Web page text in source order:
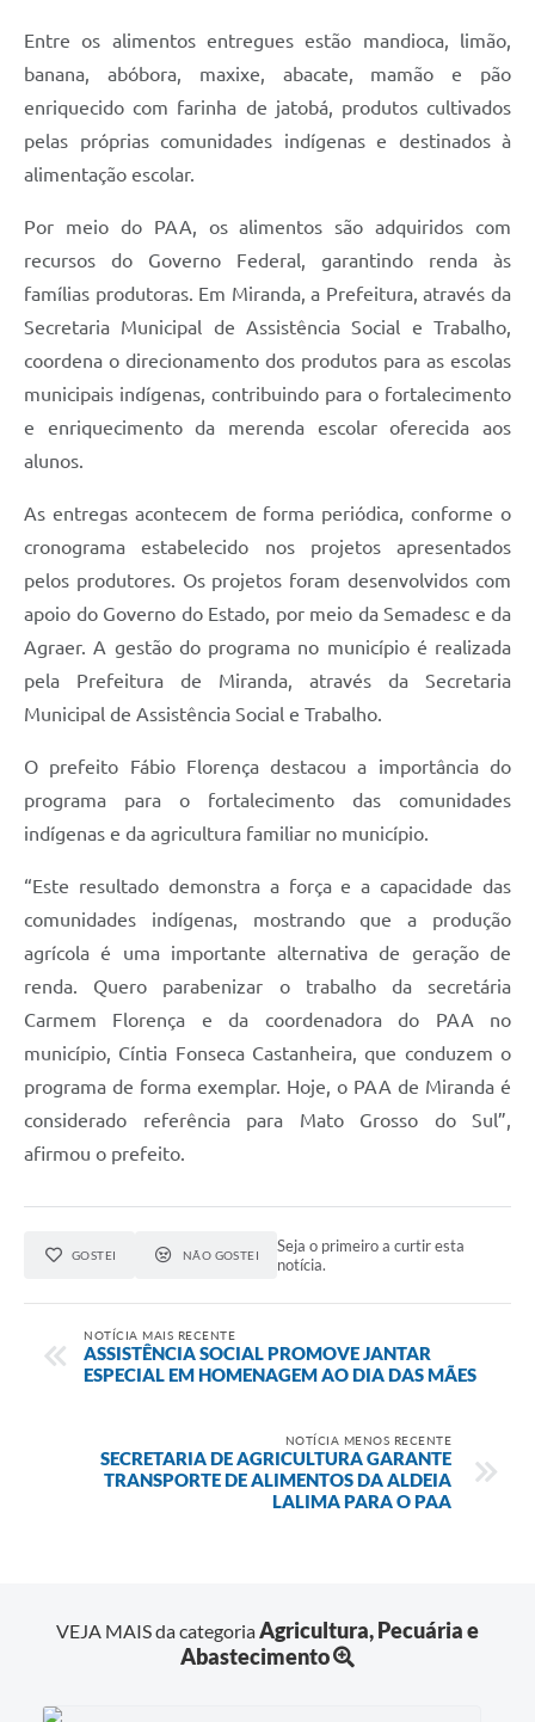
Entre os alimentos entregues estão mandioca, limão,
banana, abóbora, maxixe, abacate, mamão e pão
enriquecido com farinha de jatobá, produtos cultivados
pelas próprias comunidades indígenas e destinados à
alimentação escolar.
Por meio do PAA, os alimentos são adquiridos com
recursos do Governo Federal, garantindo renda às
famílias produtoras. Em Miranda, a Prefeitura, através da
Secretaria Municipal de Assistência Social e Trabalho,
coordena o direcionamento dos produtos para as escolas
municipais indígenas, contribuindo para o fortalecimento
e enriquecimento da merenda escolar oferecida aos
alunos.
As entregas acontecem de forma periódica, conforme o
cronograma estabelecido nos projetos apresentados
pelos produtores. Os projetos foram desenvolvidos com
apoio do Governo do Estado, por meio da Semadesc e da
Agraer. A gestão do programa no município é realizada
pela Prefeitura de Miranda, através da Secretaria
Municipal de Assistência Social e Trabalho.
O prefeito Fábio Florença destacou a importância do
programa para o fortalecimento das comunidades
indígenas e da agricultura familiar no município.
“Este resultado demonstra a força e a capacidade das
comunidades indígenas, mostrando que a produção
agrícola é uma importante alternativa de geração de
renda. Quero parabenizar o trabalho da secretária
Carmem Florença e da coordenadora do PAA no
município, Cíntia Fonseca Castanheira, que conduzem o
programa de forma exemplar. Hoje, o PAA de Miranda é
considerado referência para Mato Grosso do Sul”,
afirmou o prefeito.
GOSTEI NÃO GOSTEI
Seja o primeiro a curtir esta
notícia.
NOTÍCIA MAIS RECENTE
ASSISTÊNCIA SOCIAL PROMOVE JANTAR
ESPECIAL EM HOMENAGEM AO DIA DAS MÃES
NOTÍCIA MENOS RECENTE
SECRETARIA DE AGRICULTURA GARANTE
TRANSPORTE DE ALIMENTOS DA ALDEIA
LALIMA PARA O PAA
VEJA MAIS da categoriaAgricultura, Pecuária e
Abastecimento